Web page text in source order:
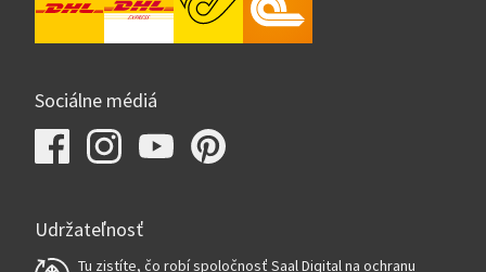
Sociálne médiá
Udržateľnosť
Tu zistíte, čo robí spoločnosť Saal Digital na ochranu